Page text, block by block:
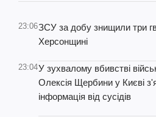
23:06ЗСУ за добу знищили три
Херсонщині
23:04У зухвалому вбивстві
Олексія Щербини у Києві
інформація від сусідів